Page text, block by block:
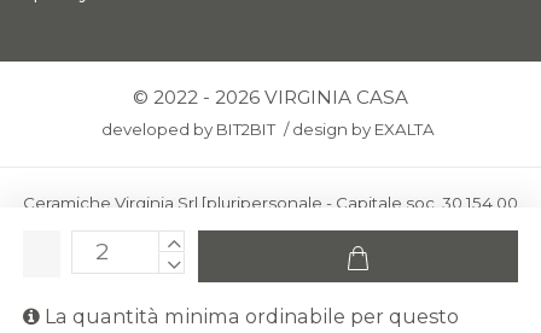
La quantità minima ordinabile per questo
© 2022 - 2026 VIRGINIA CASA
developed by BIT2BIT /design by EXALTA
Ceramiche Virginia Srl [pluripersonale - Capitale soc. 30.154,00
euro i.v.] - Via Virginio 378 – 50025 Montespertoli, loc. Anselmo
ceramichevirginia@pec.it